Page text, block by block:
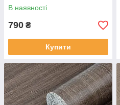
В наявності
790 ₴
Купити